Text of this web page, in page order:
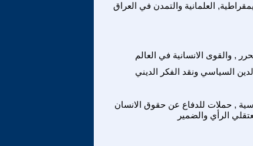
العلمانية والتمدن في العراق
, والقوى الانسانية في العالم
الدين السياسي ونقد الفكر الديني
, حملات للدفاع عن حقوق الانسان
الرأي والضمير